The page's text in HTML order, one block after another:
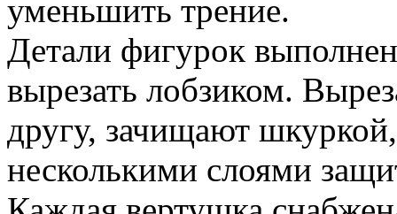
уменьшить трение.
Детали фигурок
вырезать лобзиком.
другу, зачищают
несколькими слоями